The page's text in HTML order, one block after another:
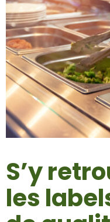
S’y
les